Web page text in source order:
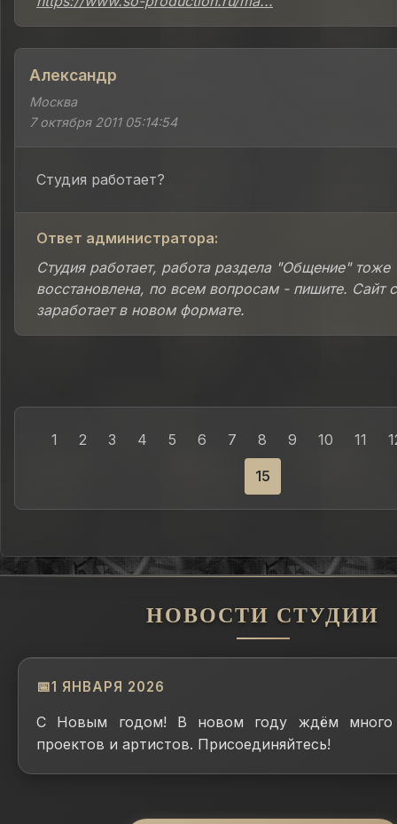
Александр
Москва
7 октября 2011 05:14:54
Студия работает?
Ответ администратора:
Студия работает, работа раздела "Общение" тоже
восстановлена, по всем вопросам - пишите. Сайт
заработает в новом формате.
1 2 3 4 5 6 7 8 9 10 11
15
НОВОСТИ СТУДИИ
1 ЯНВАРЯ 2026
С Новым годом! В новом году ждём много
проектов и артистов. Присоединяйтесь!